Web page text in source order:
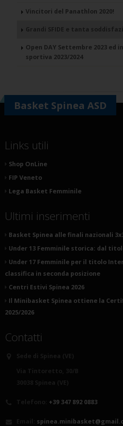
Vincitori del Panathlon 2020!
Grandi SFIDE e tanta
Open DAY Settembre 2023
sportiva 2023/2024
Basket Spinea ASD
Links utili
Shop OnLine
FIP Veneto
Lega Basket Femminile
Ultimi inserimenti
Basket Spinea alle finali nazionali
Under 13 Femminile storica: dal
Under 17 Femminile per il titolo
classifica in seconda posizione
Centri Estivi Spinea 2026
Il Minibasket Spinea ottiene la
2025/2026
Contatti
+39 347 892 0883